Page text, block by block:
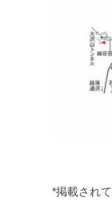
*掲載され